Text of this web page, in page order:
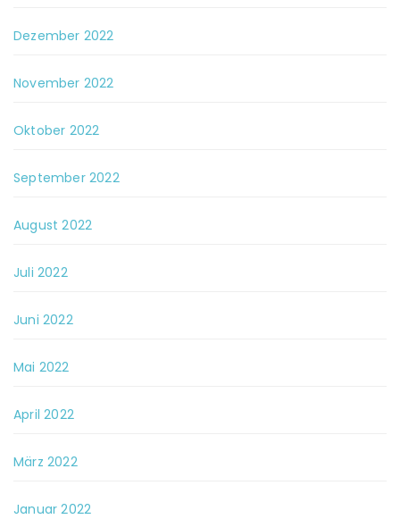
Dezember 2022
November 2022
Oktober 2022
September 2022
August 2022
Juli 2022
Juni 2022
Mai 2022
April 2022
März 2022
Januar 2022